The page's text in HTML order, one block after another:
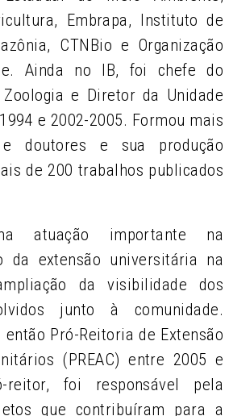
Embrapa, Instituto de
CTNBio e Organização
Ainda no IB, foi chefe do
e Diretor da Unidade
e 2002-2005. Formou mais
doutores e sua produção
de 200 trabalhos publicados
atuação importante na
da extensão universitária na
da visibilidade dos
junto à comunidade.
Pró-Reitoria de Extensão
(PREAC) entre 2005 e
reitor, foi responsável pela
que contribuíram para a